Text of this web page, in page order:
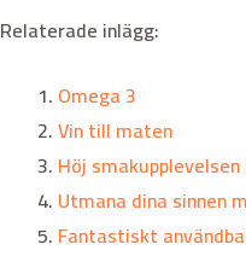
Relaterade inlägg:
Omega 3
Vin till maten
Höj
Utmana dina sinnen
Fantastiskt